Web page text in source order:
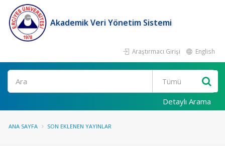
Akademik Veri Yönetim Sistemi
Araştırmacı Girişi English
Ara
Detaylı Arama
ANA SAYFA SON EKLENEN YAYINLAR